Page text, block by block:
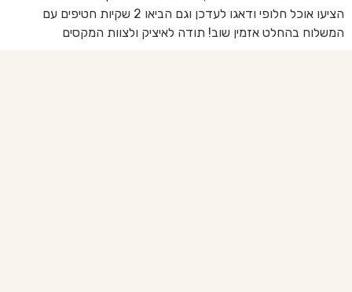
הציעו אוכל חלופי ודאגו לעדכן וגם הביאו 2 שקיות חטיפים עם
המשלוח בהחלט אזמין שוב! תודה לאיציק ולצוות המקסים